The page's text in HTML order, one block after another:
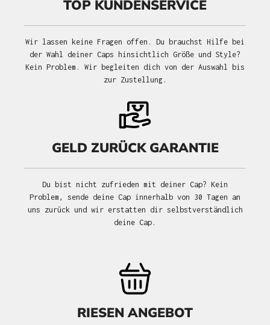
TOP KUNDENSERVICE
Wir lassen keine Fragen offen. Du brauchst Hilfe bei
der Wahl deiner Caps hinsichtlich Größe und Style?
Kein Problem. Wir begleiten dich von der Auswahl bis
zur Zustellung.
GELD ZURÜCK GARANTIE
Du bist nicht zufrieden mit deiner Cap? Kein
Problem, sende deine Cap innerhalb von 30 Tagen an
uns zurück und wir erstatten dir selbstverständlich
deine Cap.
RIESEN ANGEBOT